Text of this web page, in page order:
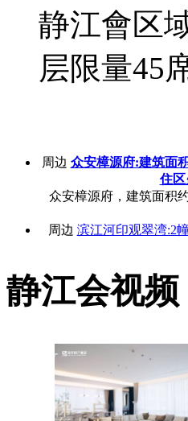
静江會区
层限量45
周边 众安樟源府:建筑面
住
众安樟源府，建筑面积
周边 滨江河印观翠湾:2
静江会视频